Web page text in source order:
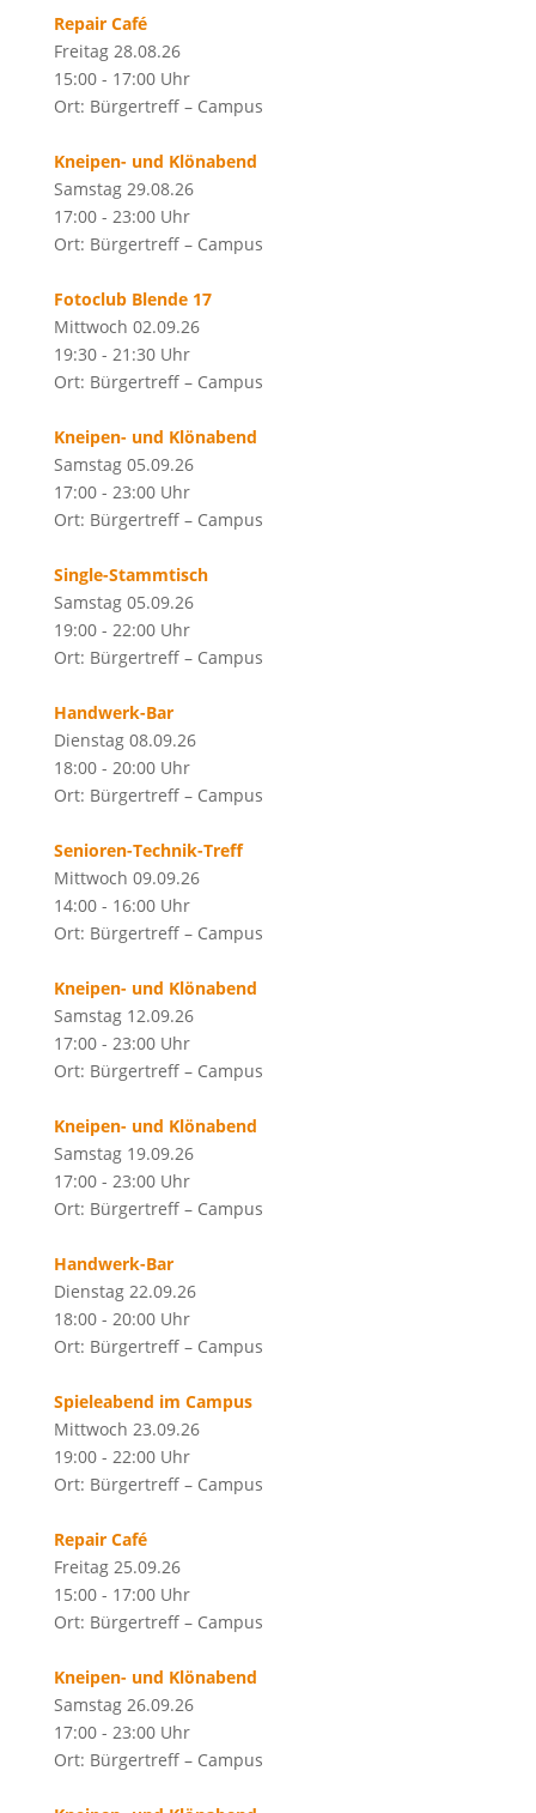
Repair Café
Freitag 28.08.26
15:00 - 17:00 Uhr
Ort: Bürgertreff – Campus
Kneipen- und Klönabend
Samstag 29.08.26
17:00 - 23:00 Uhr
Ort: Bürgertreff – Campus
Fotoclub Blende 17
Mittwoch 02.09.26
19:30 - 21:30 Uhr
Ort: Bürgertreff – Campus
Kneipen- und Klönabend
Samstag 05.09.26
17:00 - 23:00 Uhr
Ort: Bürgertreff – Campus
Single-Stammtisch
Samstag 05.09.26
19:00 - 22:00 Uhr
Ort: Bürgertreff – Campus
Handwerk-Bar
Dienstag 08.09.26
18:00 - 20:00 Uhr
Ort: Bürgertreff – Campus
Senioren-Technik-Treff
Mittwoch 09.09.26
14:00 - 16:00 Uhr
Ort: Bürgertreff – Campus
Kneipen- und Klönabend
Samstag 12.09.26
17:00 - 23:00 Uhr
Ort: Bürgertreff – Campus
Kneipen- und Klönabend
Samstag 19.09.26
17:00 - 23:00 Uhr
Ort: Bürgertreff – Campus
Handwerk-Bar
Dienstag 22.09.26
18:00 - 20:00 Uhr
Ort: Bürgertreff – Campus
Spieleabend im Campus
Mittwoch 23.09.26
19:00 - 22:00 Uhr
Ort: Bürgertreff – Campus
Repair Café
Freitag 25.09.26
15:00 - 17:00 Uhr
Ort: Bürgertreff – Campus
Kneipen- und Klönabend
Samstag 26.09.26
17:00 - 23:00 Uhr
Ort: Bürgertreff – Campus